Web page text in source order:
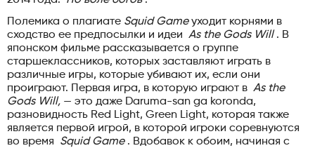
Полемика о плагиате Squid Gameуходит корнями в
сходство ее предпосылки и идеи As the Gods Will. В
японском фильме рассказывается о группе
старшеклассников, которых заставляют играть в
различные игры, которые убивают их, если они
проиграют. Первая игра, в которую играют в As the
Gods Will, — это даже Daruma-san ga koronda,
разновидность Red Light, Green Light, которая также
является первой игрой, в которой игроки соревнуются
во время Squid Game. Вдобавок к обоим, начиная с